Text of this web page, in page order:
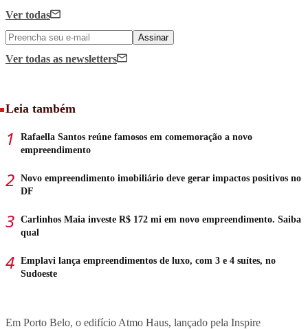
Ver todas
Assinar
Ver todas as newsletters
Leia também
Rafaella Santos reúne famosos em comemoração a novo
empreendimento
Novo empreendimento imobiliário deve gerar impactos positivos no
DF
Carlinhos Maia investe R$ 172 mi em novo empreendimento. Saiba
qual
Emplavi lança empreendimentos de luxo, com 3 e 4 suítes, no
Sudoeste
Em Porto Belo, o edifício Atmo Haus, lançado pela Inspire